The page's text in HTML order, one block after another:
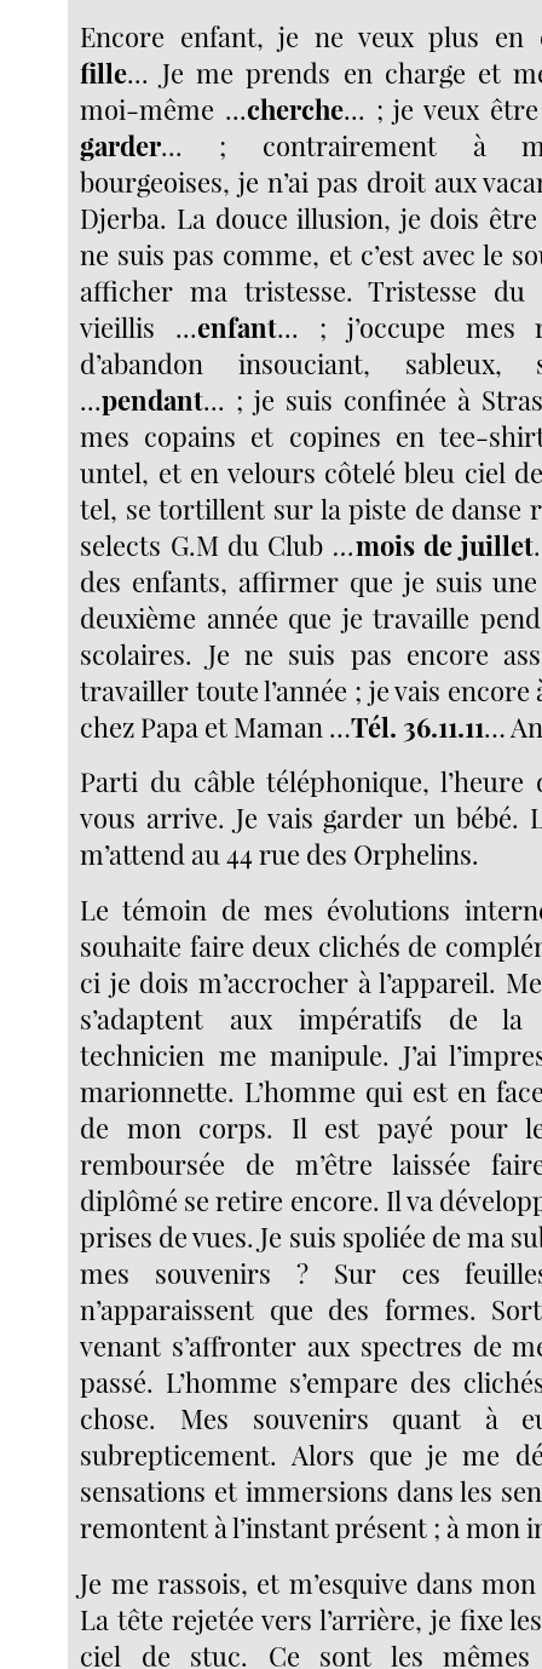
Encore enfant, je ne veux plus en
fille... Je me prends en charge et
moi-même ...cherche... ; je veux
garder... ; contrairement à
bourgeoises, je n’ai pas droit aux
Djerba. La douce illusion, je dois
ne suis pas comme, et c’est avec le
afficher ma tristesse. Tristesse du
vieillis ...enfant... ; j’occupe mes
d’abandon insouciant, sableux,
...pendant... ; je suis confinée à
mes copains et copines en tee-
untel, et en velours côtelé bleu ciel
tel, se tortillent sur la piste de danse
selects G.M du Club …mois de juillet
des enfants, affirmer que je suis une
deuxième année que je travaille
scolaires. Je ne suis pas encore
travailler toute l’année ; je vais encore
chez Papa et Maman …Tél. 36.11.11…
Parti du câble téléphonique,
vous arrive. Je vais garder un bébé.
m’attend au 44 rue des Orphelins.
Le témoin de mes évolutions
souhaite faire deux clichés de
ci je dois m’accrocher à l’appareil.
s’adaptent aux impératifs de la
technicien me manipule. J’ai
marionnette. L’homme qui est en
de mon corps. Il est payé pour
remboursée de m’être laissée
diplômé se retire encore. Il va
prises de vues. Je suis spoliée de ma
mes souvenirs ? Sur ces
n’apparaissent que des formes.
venant s’affronter aux spectres de
passé. L’homme s’empare des
chose. Mes souvenirs quant à
subrepticement. Alors que je me
sensations et immersions dans les
remontent à l’instant présent ; à mon
Je me rassois, et m’esquive dans
La tête rejetée vers l’arrière, je fixe
ciel de stuc. Ce sont les